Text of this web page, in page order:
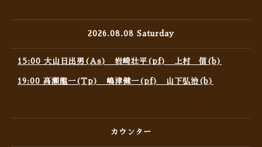
2026.08.08 Saturday
15:00 大山日出男(As) 岩崎壮平(pf) 上村 信(b)
19:00 高瀬龍一(Tp) 嶋津健一(pf) 山下弘治(b)
カウンター